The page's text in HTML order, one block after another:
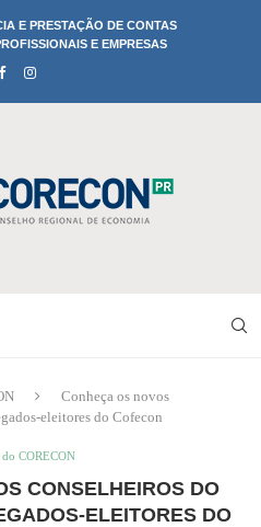
E PRESTAÇÃO DE CONTAS
E EMPRESAS
Conheça os novos
eleitores do Cofecon
CORECON
CONSELHEIROS DO
ELEITORES DO